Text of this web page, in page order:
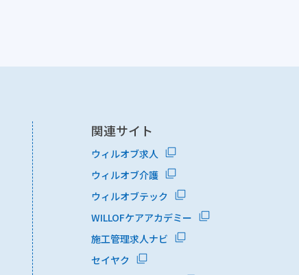
関連サイト
ウィルオブ求人
ウィルオブ介護
ウィルオブテック
WILLOFケアアカデミー
施工管理求人ナビ
セイヤク